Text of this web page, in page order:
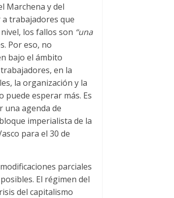
Marchena y del
trabajadores que
los fallos son “una
Por eso, no
bajo el ámbito
en la
la organización y la
puede esperar más. Es
una agenda de
imperialista de la
para el 30 de
parciales
El régimen del
del capitalismo